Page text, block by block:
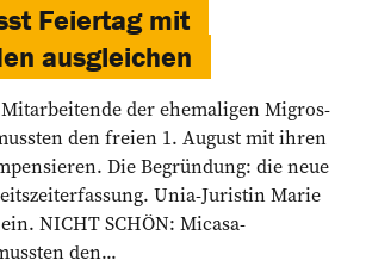
Feiertag mit
ausgleichen
Mitarbeitende der ehemaligen Migros-
den freien 1. August mit ihren
Die Begründung: die neue
Unia-Juristin Marie
NICHT SCHÖN: Micasa-
den...